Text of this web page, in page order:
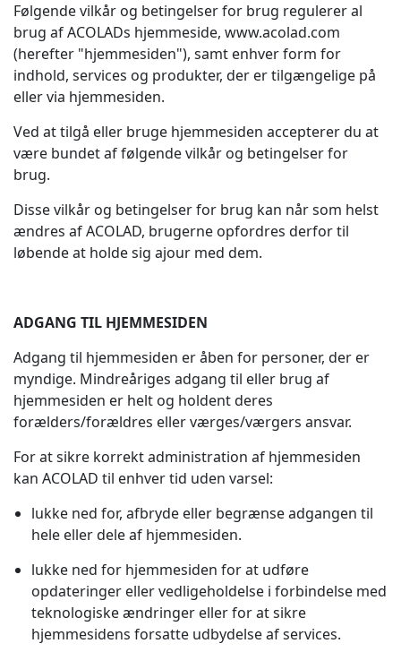
Følgende vilkår og betingelser for brug regulerer al
brug af ACOLADs hjemmeside, www.acolad.com
(herefter "hjemmesiden"), samt enhver form for
indhold, services og produkter, der er tilgængelige på
eller via hjemmesiden.
Ved at tilgå eller bruge hjemmesiden accepterer du at
være bundet af følgende vilkår og betingelser for
brug.
Disse vilkår og betingelser for brug kan når som helst
ændres af ACOLAD, brugerne opfordres derfor til
løbende at holde sig ajour med dem.
ADGANG TIL HJEMMESIDEN
Adgang til hjemmesiden er åben for personer, der er
myndige. Mindreåriges adgang til eller brug af
hjemmesiden er helt og holdent deres
forælders/forældres eller værges/værgers ansvar.
For at sikre korrekt administration af hjemmesiden
kan ACOLAD til enhver tid uden varsel:
lukke ned for, afbryde eller begrænse adgangen til
hele eller dele af hjemmesiden.
lukke ned for hjemmesiden for at udføre
opdateringer eller vedligeholdelse i forbindelse med
teknologiske ændringer eller for at sikre
hjemmesidens forsatte udbydelse af services.